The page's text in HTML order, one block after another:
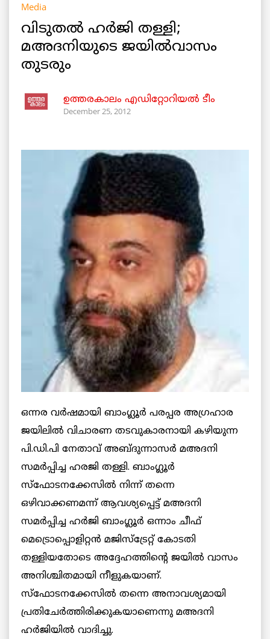
Media
വിടുതല്‍ ഹര്‍ജി തള്ളി;
മഅദനിയുടെ ജയില്‍വാസം
തുടരും
ഉത്തരകാലം എഡിറ്റോറിയല്‍ ടീം
December 25, 2012
ഒന്നര വര്‍ഷമായി ബാംഗ്ലൂര്‍ പരപ്പര അഗ്രഹാര
ജയിലില്‍ വിചാരണ തടവുകാരനായി കഴിയുന്ന
പി.ഡി.പി നേതാവ് അബ്ദുന്നാസര്‍ മഅദനി
സമര്‍പ്പിച്ച ഹരജി തള്ളി. ബാംഗ്ലൂര്‍
സ്‌ഫോടനക്കേസില്‍ നിന്ന് തന്നെ
ഒഴിവാക്കണമന്ന് ആവശ്യപ്പെട്ട് മഅദനി
സമര്‍പ്പിച്ച ഹര്‍ജി ബാംഗ്ലൂര്‍ ഒന്നാം ചീഫ്
മെട്രൊപ്പൊളിറ്റന്‍ മജിസ്‌ട്രേറ്റ് കോടതി
തള്ളിയതോടെ അദ്ദേഹത്തിന്റെ ജയില്‍ വാസം
അനിശ്ചിതമായി നീളുകയാണ്.
സ്‌ഫോടനക്കേസില്‍ തന്നെ അനാവശ്യമായി
പ്രതിചേര്‍ത്തിരിക്കുകയാണെന്നു മഅദനി
ഹര്‍ജിയില്‍ വാദിച്ചു.